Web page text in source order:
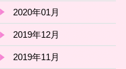
2020年01月
2019年12月
2019年11月